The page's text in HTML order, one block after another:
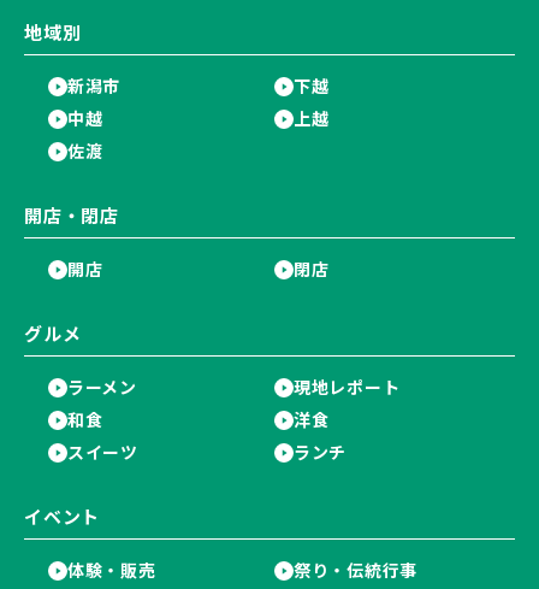
地域別
新潟市
下越
中越
上越
佐渡
開店・閉店
開店 閉店
グルメ
ラーメン
現地レポート
和食
洋食
スイーツ
ランチ
イベント
体験・販売
祭り・伝統行事